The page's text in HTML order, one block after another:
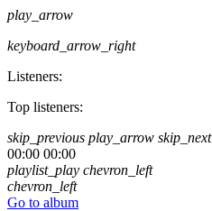
play_arrow
keyboard_arrow_right
Listeners:
Top listeners:
skip_previous play_arrow skip_next
00:00 00:00
playlist_play chevron_left
chevron_left
Go to album